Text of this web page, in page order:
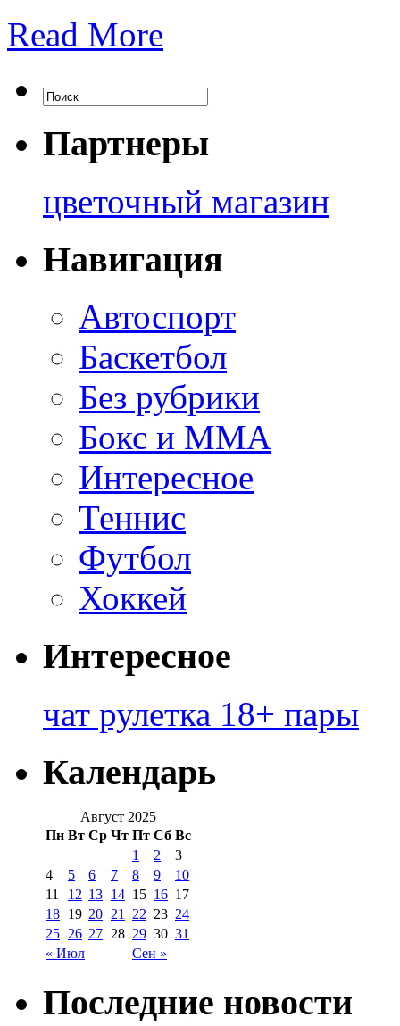
Read More
Партнеры
цветочный магазин
Навигация
Автоспорт
Баскетбол
Без рубрики
Бокс и ММА
Интересное
Теннис
Футбол
Хоккей
Интересное
чат рулетка 18+ пары
Календарь
Август 2025
Пн Вт Ср Чт Пт Сб Вс
« Июл Сен »
1 2
3
4
5 6 7 8 9
10
11
12 13 14 15 16 17
18 19 20 21 22 23 24
25 26 27 28 29 30 31
Последние новости